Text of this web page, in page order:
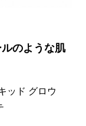
のような肌
ッド グロウ